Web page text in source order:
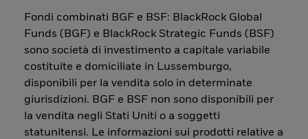
Fondi combinati BGF e BSF: BlackRock Global
Funds (BGF) e BlackRock Strategic Funds (BSF)
sono società di investimento a capitale variabile
costituite e domiciliate in Lussemburgo,
disponibili per la vendita solo in determinate
giurisdizioni. BGF e BSF non sono disponibili per
la vendita negli Stati Uniti o a soggetti
statunitensi. Le informazioni sui prodotti relative a